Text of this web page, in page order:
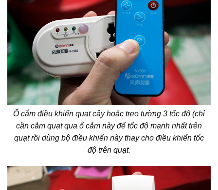
Ổ cắm điều khiển quạt cây hoặc treo tường 3 tốc độ (chỉ
cần cắm quạt qua ổ cắm này để tốc độ mạnh nhất trên
quạt rồi dùng bộ điều khiển này thay cho điều khiển tốc
độ trên quạt.